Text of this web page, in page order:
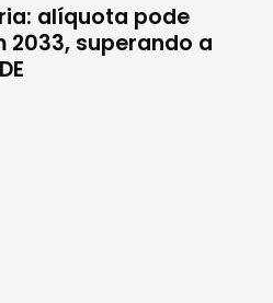
alíquota pode
2033, superando a